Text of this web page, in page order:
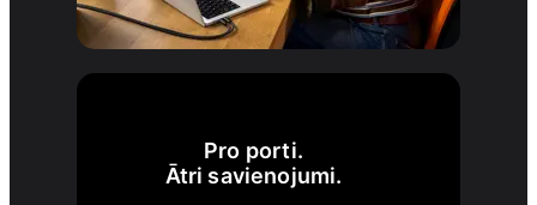
Pro porti.
Ātri savienojumi.